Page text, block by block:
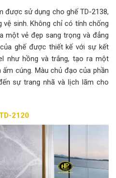
được sử dụng cho ghế TD-2138,
vệ sinh. Không chỉ có tính chống
một vẻ đẹp sang trọng và đẳng
ghế được thiết kế với sự kết
như hồng và trắng, tạo ra một
cúng. Màu chủ đạo của phần
sự trang nhã và lịch lãm cho
2120